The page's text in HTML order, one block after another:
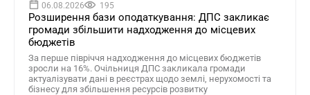
06.08.2026 195
Розширення бази оподаткування: ДПС закликає
громади збільшити надходження до місцевих
бюджетів
За перше півріччя надходження до місцевих бюджетів
зросли на 16%. Очільниця ДПС закликала громади
актуалізувати дані в реєстрах щодо землі, нерухомості та
бізнесу для збільшення ресурсів розвитку